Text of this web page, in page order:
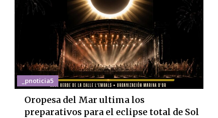
_pnoticia5
Oropesa del Mar ultima los
preparativos para el eclipse total de Sol